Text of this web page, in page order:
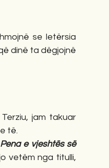
se letërsia
dinë ta dëgjojnë
jam takuar
të.
Pena e vjeshtës së
vetëm nga titulli,